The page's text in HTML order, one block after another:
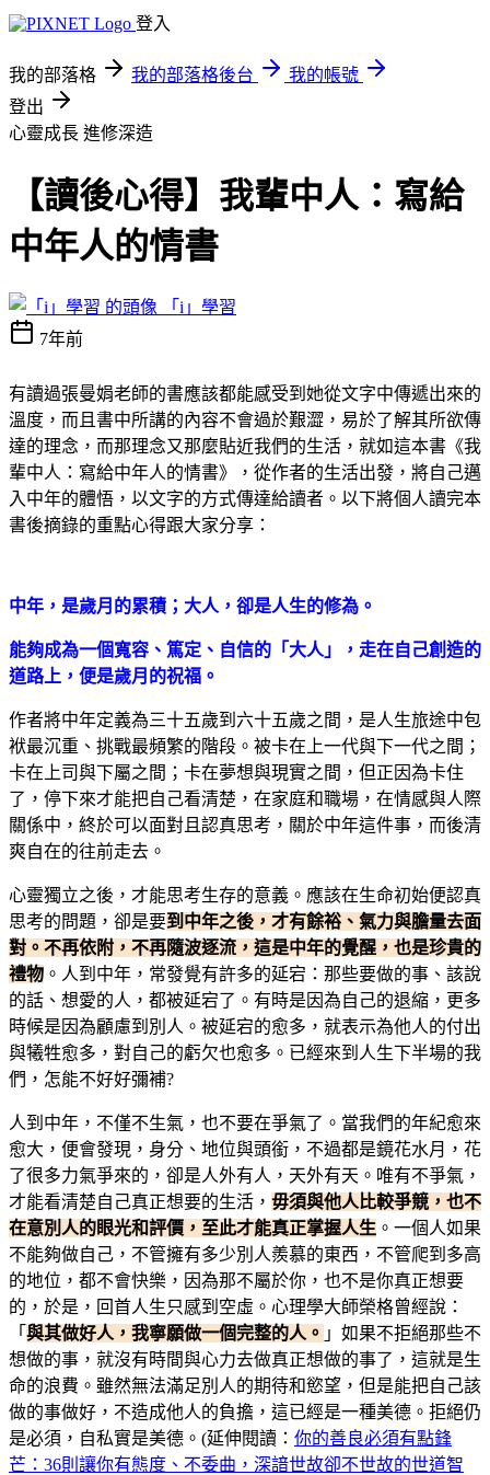
登入
我的部落格 我的部落格後台
我的帳號
登出
心靈成長 進修深造
【讀後心得】我輩中人：寫給
中年人的情書
「i」學習
7年前
有讀過張曼娟老師的書應該都能感受到她從文字中傳遞出來的
溫度，而且書中所講的內容不會過於艱澀，易於了解其所欲傳
達的理念，而那理念又那麼貼近我們的生活，就如這本書《我
輩中人：寫給中年人的情書》，從作者的生活出發，將自己邁
入中年的體悟，以文字的方式傳達給讀者。以下將個人讀完本
書後摘錄的重點心得跟大家分享：
中年，是歲月的累積；大人，卻是人生的修為。
能夠成為一個寬容、篤定、自信的「大人」， 走在自己創造的
道路上，便是歲月的祝福。
作者將中年定義為三十五歲到六十五歲之間，是人生旅途中包
袱最沉重、挑戰最頻繁的階段。被卡在上一代與下一代之間；
卡在上司與下屬之間；卡在夢想與現實之間，但正因為卡住
了，停下來才能把自己看清楚，在家庭和職場，在情感與人際
關係中，終於可以面對且認真思考，關於中年這件事，而後清
爽自在的往前走去。
心靈獨立之後，才能思考生存的意義。應該在生命初始便認真
思考的問題，卻是要到中年之後，才有餘裕、氣力與膽量去面
對。不再依附，不再隨波逐流，這是中年的覺醒，也是珍貴的
禮物 。人到中年，常發覺有許多的延宕：那些要做的事、該說
的話、想愛的人，都被延宕了。有時是因為自己的退縮，更多
時候是因為顧慮到別人。被延宕的愈多，就表示為他人的付出
與犧牲愈多，對自己的虧欠也愈多。已經來到人生下半場的我
們，怎能不好好彌補?
人到中年，不僅不生氣，也不要在爭氣了。當我們的年紀愈來
愈大，便會發現，身分、地位與頭銜，不過都是鏡花水月，花
了很多力氣爭來的，卻是人外有人，天外有天。唯有不爭氣，
才能看清楚自己真正想要的生活， 毋須與他人比較爭競，也不
在意別人的眼光和評價，至此才能真正掌握人生 。一個人如果
不能夠做自己，不管擁有多少別人羨慕的東西，不管爬到多高
的地位，都不會快樂，因為那不屬於你，也不是你真正想要
的，於是，回首人生只感到空虛。心理學大師榮格曾經說：
「 與其做好人，我寧願做一個完整的人。 」如果不拒絕那些不
想做的事，就沒有時間與心力去做真正想做的事了，這就是生
命的浪費。雖然無法滿足別人的期待和慾望，但是能把自己該
做的事做好，不造成他人的負擔，這已經是一種美德。拒絕仍
是必須，自私實是美德。(延伸閱讀： 你的善良必須有點鋒
芒：36則讓你有態度、不委曲，深諳世故卻不世故的世道智